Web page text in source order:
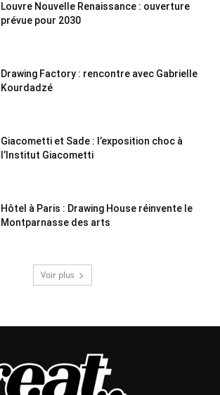
Louvre Nouvelle Renaissance : ouverture
prévue pour 2030
Drawing Factory : rencontre avec Gabrielle
Kourdadzé
Giacometti et Sade : l’exposition choc à
l’Institut Giacometti
Hôtel à Paris : Drawing House réinvente le
Montparnasse des arts
Voir plus